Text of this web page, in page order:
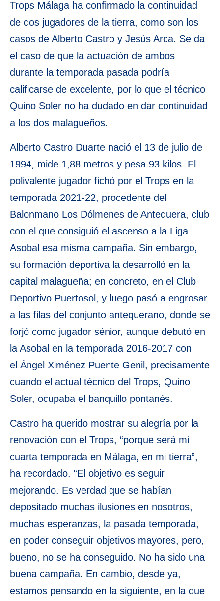
Trops Málaga ha confirmado la continuidad
de dos jugadores de la tierra, como son los
casos de Alberto Castro y Jesús Arca. Se da
el caso de que la actuación de ambos
durante la temporada pasada podría
calificarse de excelente, por lo que el técnico
Quino Soler no ha dudado en dar continuidad
a los dos malagueños.
Alberto Castro Duarte nació el 13 de julio de
1994, mide 1,88 metros y pesa 93 kilos. El
polivalente jugador fichó por el Trops en la
temporada 2021-22, procedente del
Balonmano Los Dólmenes de Antequera, club
con el que consiguió el ascenso a la Liga
Asobal esa misma campaña. Sin embargo,
su formación deportiva la desarrolló en la
capital malagueña; en concreto, en el Club
Deportivo Puertosol, y luego pasó a engrosar
a las filas del conjunto antequerano, donde se
forjó como jugador sénior, aunque debutó en
la Asobal en la temporada 2016-2017 con
el Ángel Ximénez Puente Genil, precisamente
cuando el actual técnico del Trops, Quino
Soler, ocupaba el banquillo pontanés.
Castro ha querido mostrar su alegría por la
renovación con el Trops, “porque será mi
cuarta temporada en Málaga, en mi tierra”,
ha recordado. “El objetivo es seguir
mejorando. Es verdad que se habían
depositado muchas ilusiones en nosotros,
muchas esperanzas, la pasada temporada,
en poder conseguir objetivos mayores, pero,
bueno, no se ha conseguido. No ha sido una
buena campaña. En cambio, desde ya,
estamos pensando en la siguiente, en la que